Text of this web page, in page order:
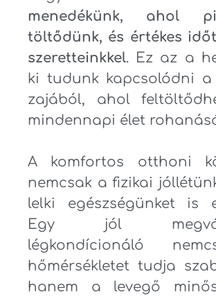
menedékünk, ahol
töltődünk, és értékes
szeretteinkkel. Ez az a
ki tudunk kapcsolódni a
zajából, ahol
mindennapi élet
A komfortos otthoni
nemcsak a fizikai
lelki egészségünket is
Egy jól
légkondícionáló
hőmérsékletet tudja
hanem a levegő